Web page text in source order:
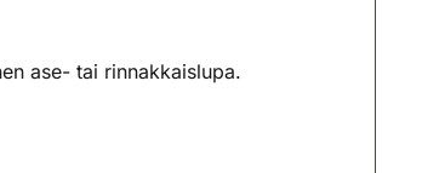
ase- tai rinnakkaislupa.